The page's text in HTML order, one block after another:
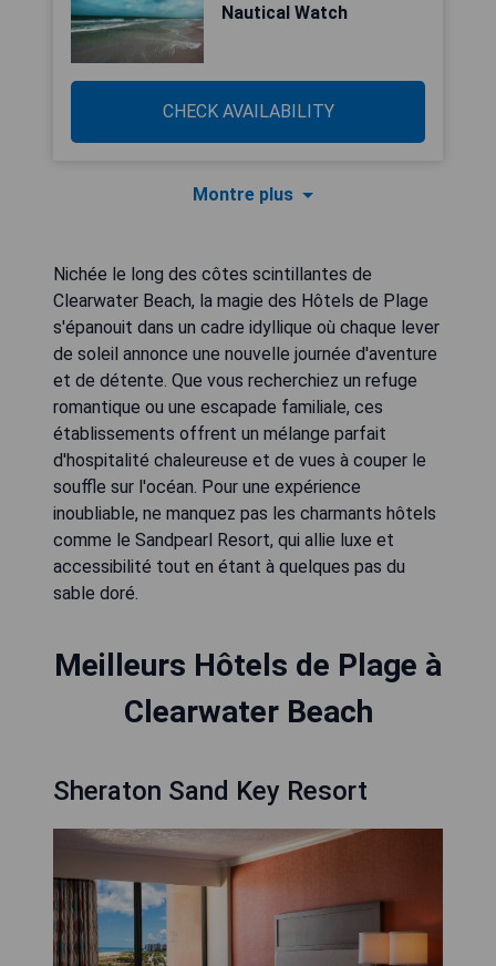
Nautical Watch
CHECK AVAILABILITY
Montre plus
Nichée le long des côtes scintillantes de
Clearwater Beach, la magie des Hôtels de Plage
s'épanouit dans un cadre idyllique où chaque lever
de soleil annonce une nouvelle journée d'aventure
et de détente. Que vous recherchiez un refuge
romantique ou une escapade familiale, ces
établissements offrent un mélange parfait
d'hospitalité chaleureuse et de vues à couper le
souffle sur l'océan. Pour une expérience
inoubliable, ne manquez pas les charmants hôtels
comme le Sandpearl Resort, qui allie luxe et
accessibilité tout en étant à quelques pas du
sable doré.
Meilleurs Hôtels de Plage à
Clearwater Beach
Sheraton Sand Key Resort